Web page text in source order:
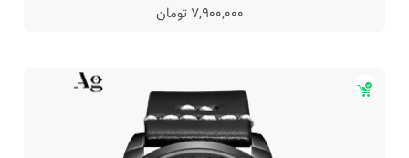
7,900,000 تومان